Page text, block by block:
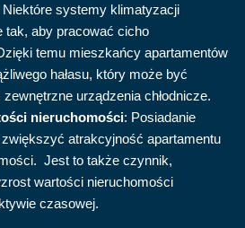
Niektóre systemy klimatyzacji
tak, aby pracować cicho
temu mieszkańcy apartamentów
hałasu, który może być
urządzenia chłodnicze.
nieruchomości: Posiadanie
atrakcyjność apartamentu
Jest to także czynnik,
wartości nieruchomości
czasowej.